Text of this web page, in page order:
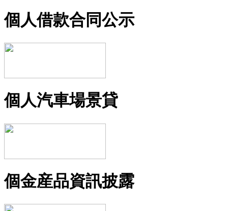
個人借款合同公示
個人汽車場景貸
個金産品資訊披露